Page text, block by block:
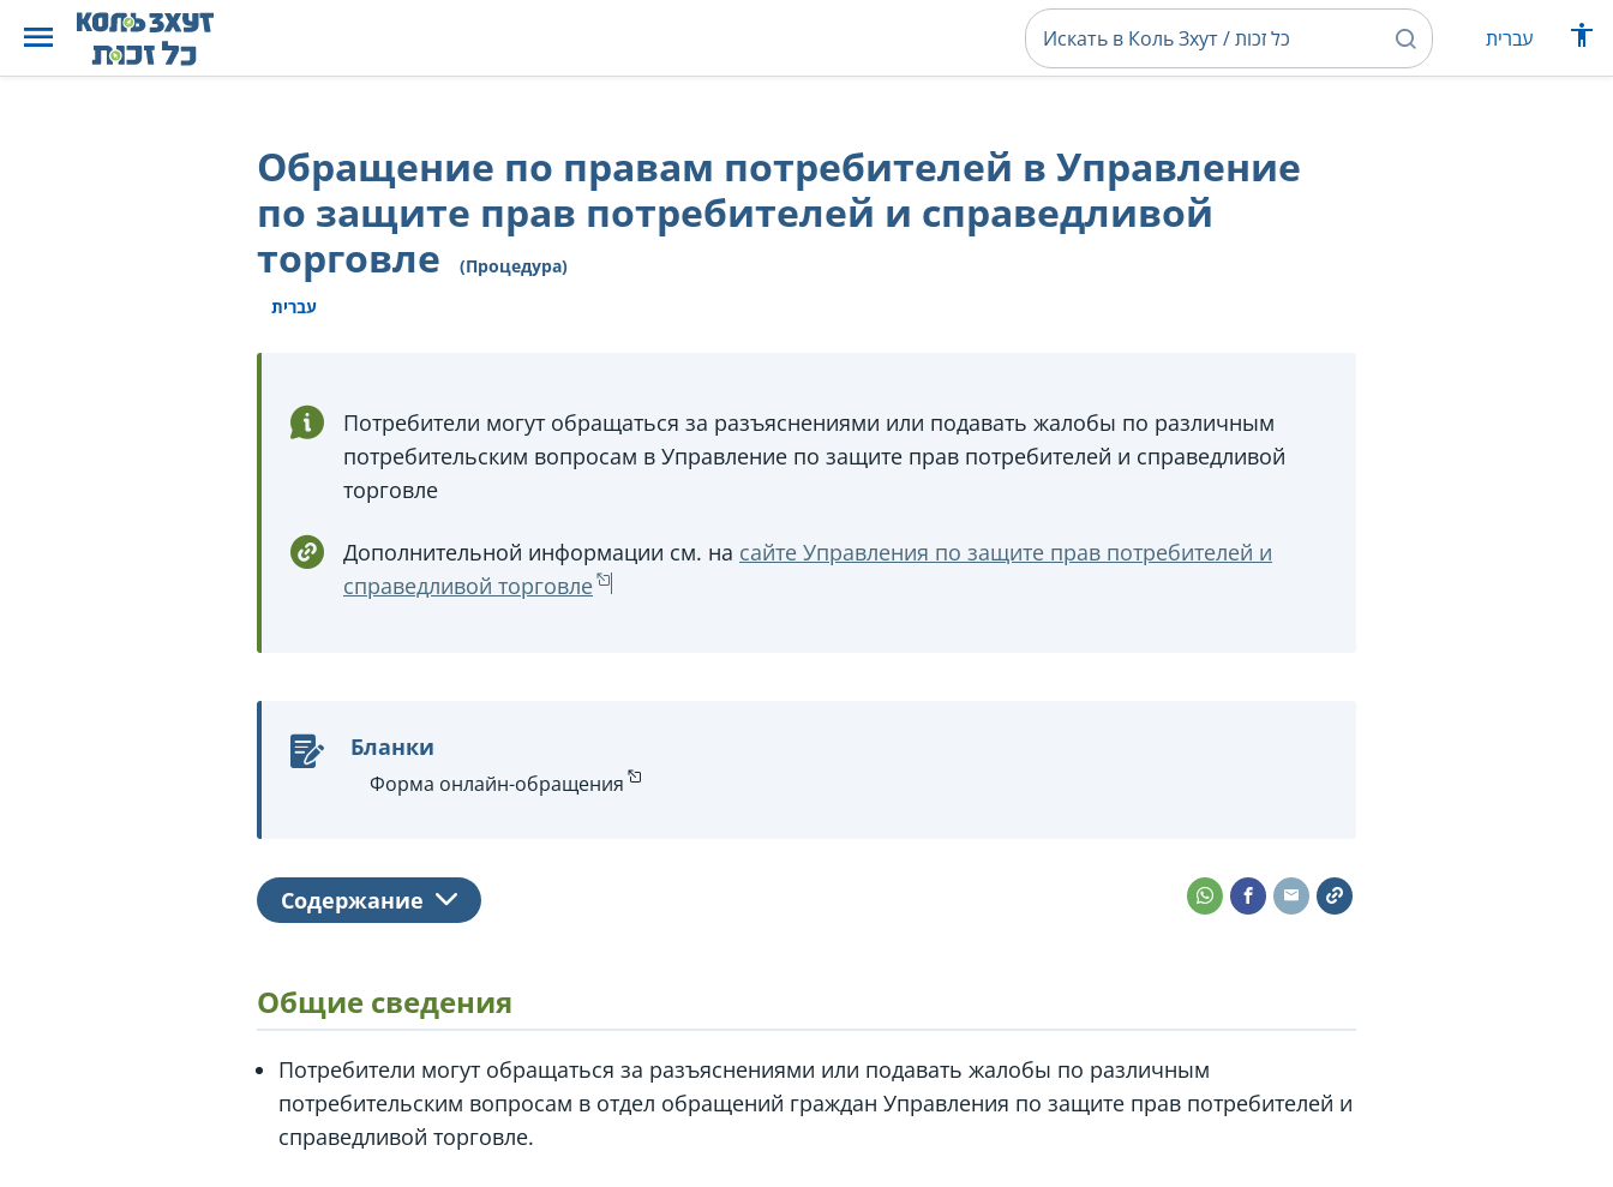
עברית
Обращение по правам потребителей в Управление
по защите прав потребителей и справедливой
торговле
(Процедура)
עברית
Потребители могут обращаться за разъяснениями или подавать жалобы по различным
потребительским вопросам в Управление по защите прав потребителей и справедливой
торговле
Дополнительной информации см. на сайте Управления по защите прав потребителей и
справедливой торговле
Бланки
Форма онлайн-обращения
Содержание
Общие сведения
Потребители могут обращаться за разъяснениями или подавать жалобы по различным
потребительским вопросам в отдел обращений граждан Управления по защите прав потребителей и
справедливой торговле.